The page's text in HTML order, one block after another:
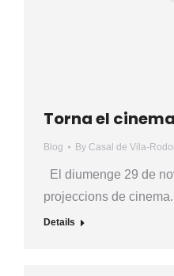
Torna el cinema
Blog By Casal de Vila-
El diumenge 29 de
projeccions de cinema.
Details